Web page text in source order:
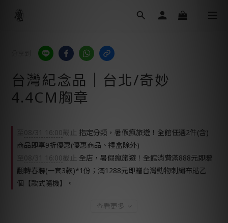
台灣紀念品│台北/奇妙
4.4CM胸章
08/31 16:00截止 指定分類，暑假瘋旅遊！全館任選2件(含)
商品即享9折優惠(優惠商品、禮盒除外)
08/31 16:00截止 全店，暑假瘋旅遊！全館消費滿888元即贈
翻轉春聯(一套3款)*1份；滿1288元即贈台灣動物刺繡布貼乙
個【款式隨機】。
查看更多